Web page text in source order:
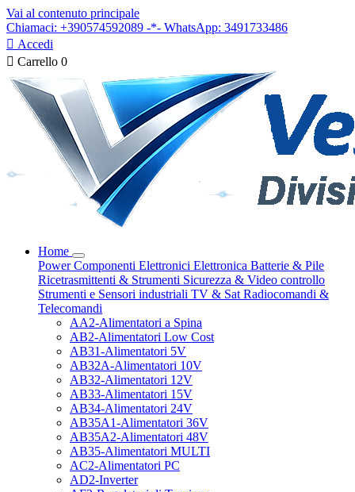
Vai al contenuto principale
Chiamaci: +390574592089 -*- WhatsApp: 3491733486
 Accedi
 Carrello 0
Home
PowerComponenti Elettronici Elettronica Batterie & Pile
Ricetrasmittenti & Strumenti Sicurezza & Video controllo
Strumenti e Sensori industriali TV & Sat Radiocomandi &
Telecomandi
AA2-Alimentatori a Spina
AB2-Alimentatori Low Cost
AB31-Alimentatori 5V
AB32A-Alimentatori 10V
AB32-Alimentatori 12V
AB33-Alimentatori 15V
AB34-Alimentatori 24V
AB35A1-Alimentatori 36V
AB35A2-Alimentatori 48V
AB35-Alimentatori MULTI
AC2-Alimentatori PC
AD2-Inverter